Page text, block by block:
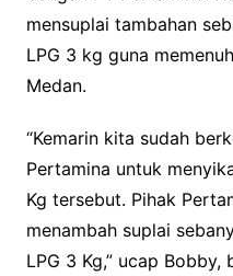
mensuplai tambahan
LPG 3 kg guna
Medan.
“Kemarin kita sudah
Pertamina untuk
Kg tersebut. Pihak
menambah suplai
LPG 3 Kg,” ucap